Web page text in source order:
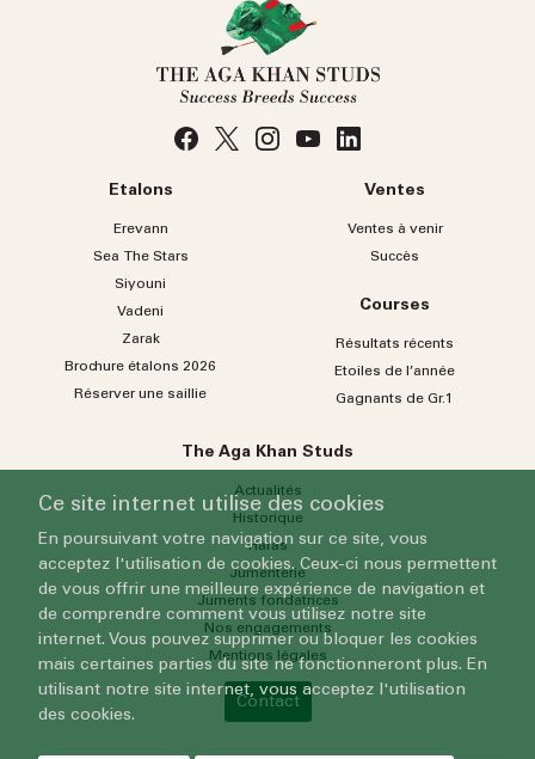
Etalons
Erevann
Sea TheStars
Siyouni
Vadeni
Zarak
Brochure étalons 2026
Réserver une saillie
Ventes
Ventes à venir
Succès
Courses
Résultats récents
Etoiles de l’année
Gagnants de Gr.1
The Aga Khan Studs
Actualités
Historique
Haras
Jumenterie
Juments fondatrices
Nos engagements
Mentions légales
Contact
Ce site internet utilise des cookies
En poursuivant votre navigation sur ce site, vous
acceptez l'utilisation de cookies. Ceux-ci nous permettent
de vous offrir une meilleure expérience de navigation et
de comprendre comment vous utilisez notre site
internet. Vous pouvez supprimer ou bloquer les cookies
mais certaines parties du site ne fonctionneront plus. En
utilisant notre site internet, vous acceptez l'utilisation
des cookies.